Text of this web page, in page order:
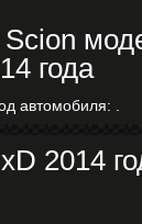
автомобиля: .
2014